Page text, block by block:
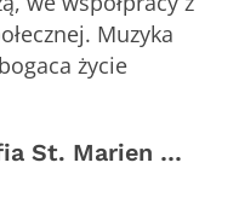
Muzyka
życie
St. Marien …